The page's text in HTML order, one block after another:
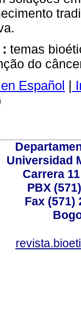
temas
do
Español |
Universidad
Carrera
PBX
Fax (571)